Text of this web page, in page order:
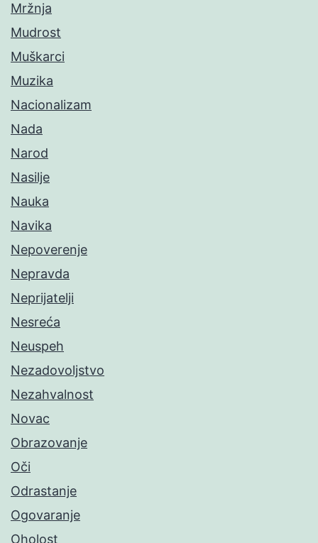
Mržnja
Mudrost
Muškarci
Muzika
Nacionalizam
Nada
Narod
Nasilje
Nauka
Navika
Nepoverenje
Nepravda
Neprijatelji
Nesreća
Neuspeh
Nezadovoljstvo
Nezahvalnost
Novac
Obrazovanje
Oči
Odrastanje
Ogovaranje
Oholost